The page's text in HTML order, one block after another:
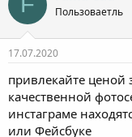
17.07.2020
привлекайте ценой
качественной
инстаграме
или Фейсбуке